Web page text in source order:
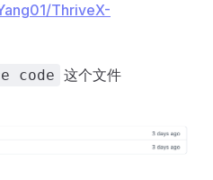
ThriveX-
code 这个文件